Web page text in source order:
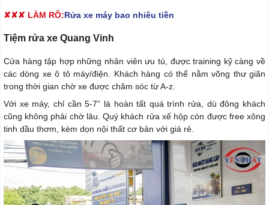
✘✘✘ LÀM RÕ:Rửa xe máy bao nhiêu tiền
Tiệm rửa xe Quang Vinh
Cửa hàng tập hợp những nhân viên ưu tú, được training kỹ càng về
các dòng xe ô tô máy/điện. Khách hàng có thể nằm võng thư giãn
trong thời gian chờ xe được chăm sóc từ A-z.
Với xe máy, chỉ cần 5-7” là hoàn tất quá trình rửa, dù đông khách
cũng không phải chờ lâu. Quý khách rửa xế hộp còn được free xông
tinh dầu thơm, kèm dọn nội thất cơ bản với giá rẻ.